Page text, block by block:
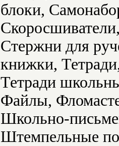
блоки,
Стержни для
книжки,
Тетради
Файлы,
Школьно-
Штемпельные